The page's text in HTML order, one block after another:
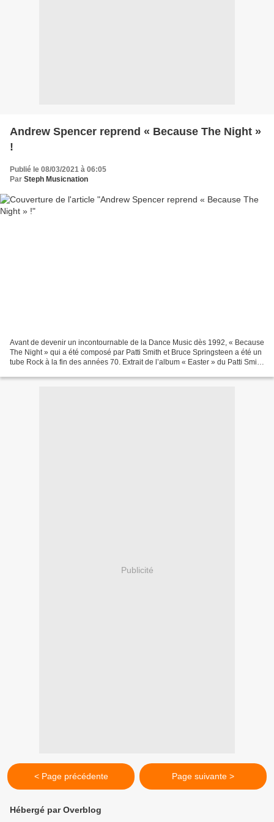
Andrew Spencer reprend « Because The Night »
!
Publié le 08/03/2021 à 06:05
Par Steph Musicnation
Avant de devenir un incontournable de la Dance Music dès 1992, « Because
The Night » qui a été composé par Patti Smith et Bruce Springsteen a été un
tube Rock à la fin des années 70. Extrait de l’album « Easter » du Patti Smith
Publicité
< Page précédente Page suivante >
Hébergé par Overblog